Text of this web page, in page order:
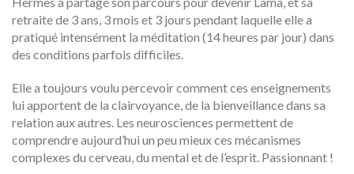
retraite de 3 ans, 3 mois et 3 jours pendant laquelle elle a
pratiqué intensément la méditation (14 heures par jour) dans
des conditions parfois difficiles.
Elle a toujours voulu percevoir comment ces enseignements
lui apportent de la clairvoyance, de la bienveillance dans sa
relation aux autres. Les neurosciences permettent de
comprendre aujourd’hui un peu mieux ces mécanismes
complexes du cerveau, du mental et de l’esprit. Passionnant !